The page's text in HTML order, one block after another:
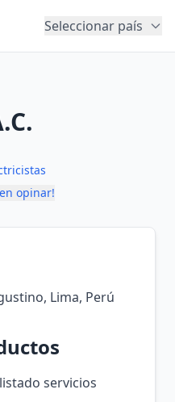
Seleccionar país
opinar!
Lima, Perú
servicios